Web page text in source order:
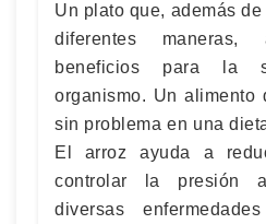
Un plato que, además
diferentes maneras,
beneficios para la
organismo. Un alimento
sin problema en una
El arroz ayuda a
controlar la presión
diversas